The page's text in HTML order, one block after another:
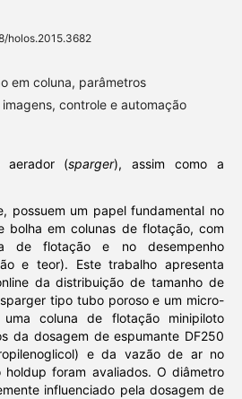
holos.2015.3682
em coluna, parâmetros
controle e automação
(sparger), assim como a
possuem um papel fundamental no
bolha em colunas de flotação, com
de flotação e no desempenho
e teor). Este trabalho apresenta
da distribuição de tamanho de
tipo tubo poroso e um micro-
coluna de flotação minipiloto
da dosagem de espumante DF250
e da vazão de ar no
foram avaliados. O diâmetro
influenciado pela dosagem de